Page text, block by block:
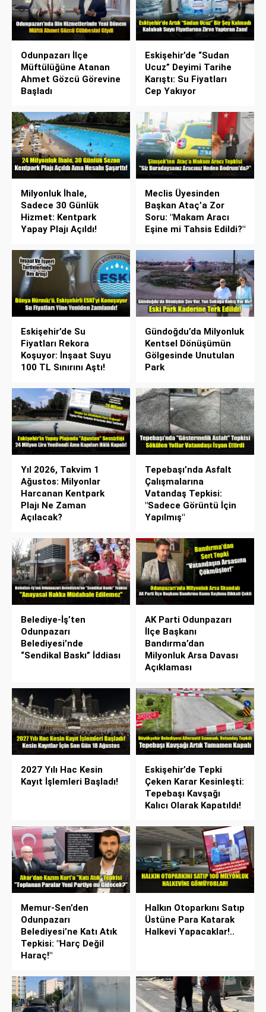
Odunpazarı İlçe
Müftülüğüne Atanan
Ahmet Gözcü Görevine
Başladı
Eskişehir’de “Sudan
Ucuz” Deyimi Tarihe
Karıştı: Su Fiyatları
Cep Yakıyor
Milyonluk İhale,
Sadece 30 Günlük
Hizmet: Kentpark
Yapay Plajı Açıldı!
Meclis Üyesinden
Başkan Ataç’a Zor
Soru: "Makam Aracı
Eşine mi Tahsis Edildi?"
Eskişehir’de Su
Fiyatları Rekora
Koşuyor: İnşaat Suyu
100 TL Sınırını Aştı!
Gündoğdu’da Milyonluk
Kentsel Dönüşümün
Gölgesinde Unutulan
Park
Yıl 2026, Takvim 1
Ağustos: Milyonlar
Harcanan Kentpark
Plajı Ne Zaman
Açılacak?
Tepebaşı’nda Asfalt
Çalışmalarına
Vatandaş Tepkisi:
"Sadece Görüntü İçin
Yapılmış"
Belediye-İş’ten
Odunpazarı
Belediyesi’nde
“Sendikal Baskı” İddiası
AK Parti Odunpazarı
İlçe Başkanı
Bandırma’dan
Milyonluk Arsa Davası
Açıklaması
2027 Yılı Hac Kesin
Kayıt İşlemleri Başladı!
Eskişehir’de Tepki
Çeken Karar Kesinleşti:
Tepebaşı Kavşağı
Kalıcı Olarak Kapatıldı!
Memur-Sen’den
Odunpazarı
Belediyesi’ne Katı Atık
Tepkisi: "Harç Değil
Haraç!"
Halkın Otoparkını Satıp
Üstüne Para Katarak
Halkevi Yapacaklar!..